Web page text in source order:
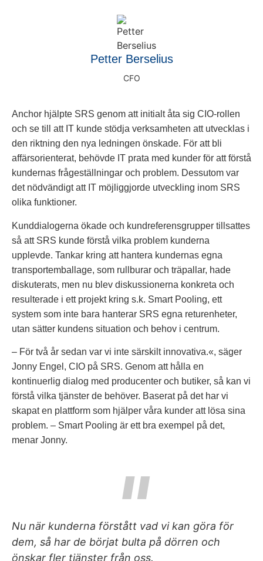
Petter Berselius
CFO
Anchor hjälpte SRS genom att initialt åta sig CIO-rollen
och se till att IT kunde stödja verksamheten att utvecklas i
den riktning den nya ledningen önskade. För att bli
affärsorienterat, behövde IT prata med kunder för att förstå
kundernas frågeställningar och problem. Dessutom var
det nödvändigt att IT möjliggjorde utveckling inom SRS
olika funktioner.
Kunddialogerna ökade och kundreferensgrupper tillsattes
så att SRS kunde förstå vilka problem kunderna
upplevde. Tankar kring att hantera kundernas egna
transportemballage, som rullburar och träpallar, hade
diskuterats, men nu blev diskussionerna konkreta och
resulterade i ett projekt kring s.k. Smart Pooling, ett
system som inte bara hanterar SRS egna returenheter,
utan sätter kundens situation och behov i centrum.
– För två år sedan var vi inte särskilt innovativa.«, säger
Jonny Engel, CIO på SRS. Genom att hålla en
kontinuerlig dialog med producenter och butiker, så kan vi
förstå vilka tjänster de behöver. Baserat på det har vi
skapat en plattform som hjälper våra kunder att lösa sina
problem. – Smart Pooling är ett bra exempel på det,
menar Jonny.
Nu när kunderna förstått vad vi kan göra för
dem, så har de börjat bulta på dörren och
önskar fler tjänster från oss.